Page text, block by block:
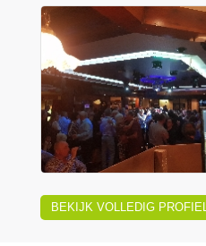
BEKIJK VOLLEDIG PROFIEL